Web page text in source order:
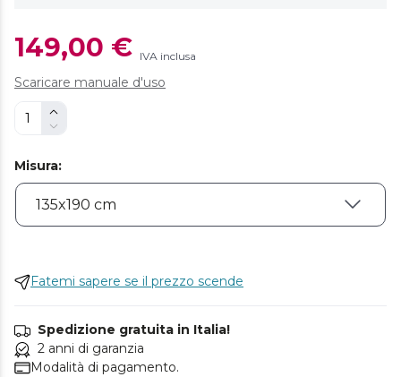
149,00 € IVA inclusa
Scaricare manuale d'uso
Misura:
Fatemi sapere se il prezzo scende
Spedizione gratuita in Italia!
2 anni di garanzia
Modalità di pagamento.